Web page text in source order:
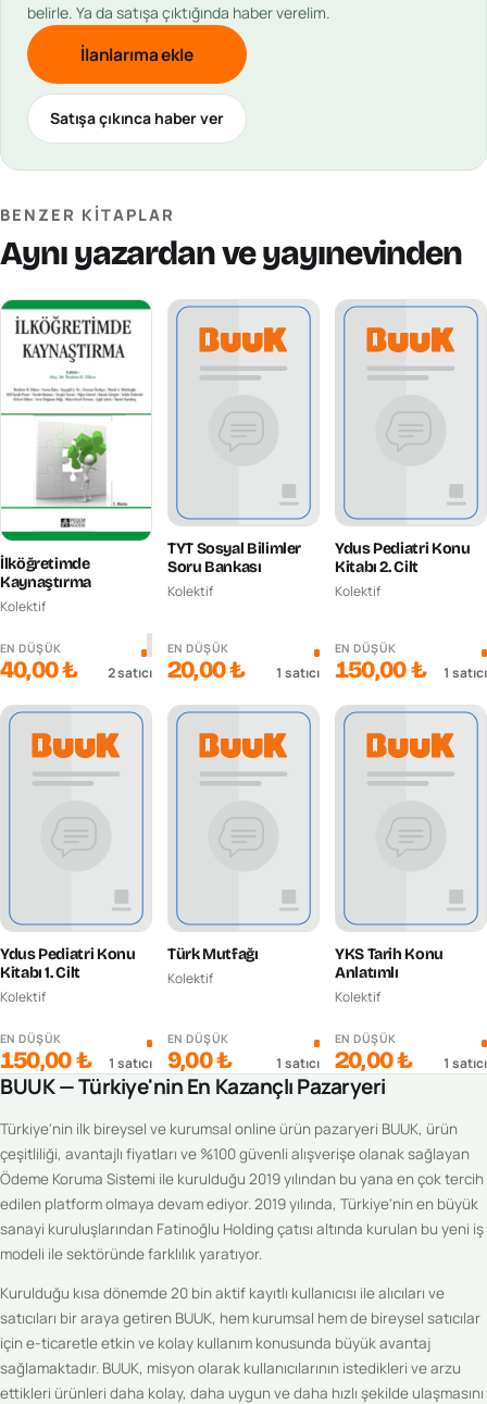
belirle. Ya da satışa çıktığında haber verelim.
İlanlarıma ekle
Satışa çıkınca haber ver
BENZER KITAPLAR
Aynı yazardan ve yayınevinden
İlköğretimde
Kaynaştırma
Kolektif
EN DÜŞÜK
40,00 ₺ 2satıcı
TYT Sosyal Bilimler
Soru Bankası
Kolektif
EN DÜŞÜK
20,00 ₺ 1 satıcı
Ydus Pediatri Konu
Kitabı 2. Cilt
Kolektif
EN DÜŞÜK
150,00 ₺ 1 satıcı
Ydus Pediatri Konu
Kitabı 1. Cilt
Kolektif
EN DÜŞÜK
150,00 ₺ 1 satıcı
Türk Mutfağı
Kolektif
EN DÜŞÜK
9,00 ₺ 1 satıcı
YKS Tarih Konu
Anlatımlı
Kolektif
EN DÜŞÜK
20,00 ₺ 1 satıcı
BUUK — Türkiye'nin En Kazançlı Pazaryeri
Türkiye'nin ilk bireysel ve kurumsal online ürün pazaryeri BUUK, ürün
çeşitliliği, avantajlı fiyatları ve %100 güvenli alışverişe olanak sağlayan
Ödeme Koruma Sistemi ile kurulduğu 2019 yılından bu yana en çok tercih
edilen platform olmaya devam ediyor. 2019 yılında, Türkiye'nin en büyük
sanayi kuruluşlarından Fatinoğlu Holding çatısı altında kurulan bu yeni iş
modeli ile sektöründe farklılık yaratıyor.
Kurulduğu kısa dönemde 20 bin aktif kayıtlı kullanıcısı ile alıcıları ve
satıcıları bir araya getiren BUUK, hem kurumsal hem de bireysel satıcılar
için e-ticaretle etkin ve kolay kullanım konusunda büyük avantaj
sağlamaktadır. BUUK, misyon olarak kullanıcılarının istedikleri ve arzu
ettikleri ürünleri daha kolay, daha uygun ve daha hızlı şekilde ulaşmasını